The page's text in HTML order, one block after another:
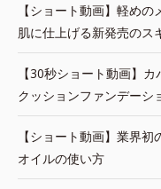
【ショート動画】軽め
肌に仕上げる新発売のス
【30秒ショート動画】
クッションファンデーシ
【ショート動画】業界
オイルの使い方